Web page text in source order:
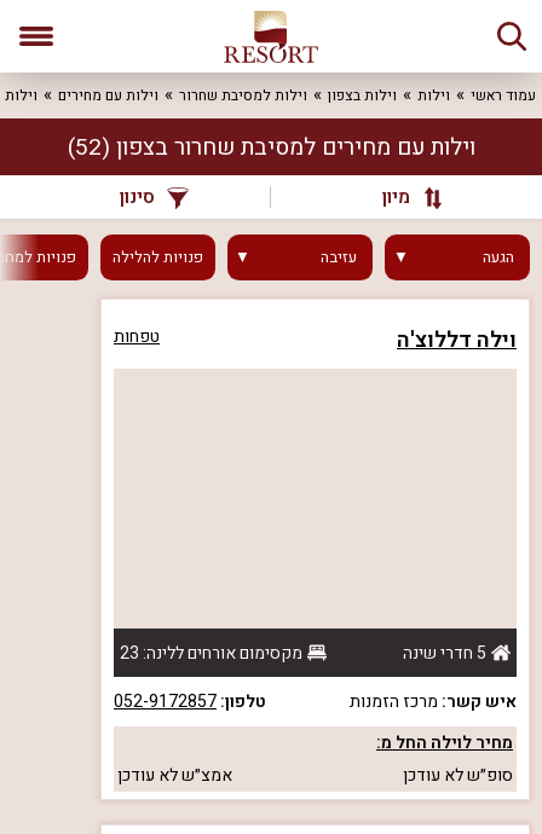
עמוד ראשי וילות וילות בצפון וילות למסיבת שחרור וילות עם מחירים
וילות עם מחירים למסיבת שחרור בצפון (52)
מיון סינון
הגעה עזיבה פנויותלהלילה פנויות
וילה דללוצ'ה טפחות
5 חדרי שינה
מקסימום אורחים ללינה: 23
איש קשר: מרכז הזמנות טלפון:052-9172857
מחיר לוילה החל מ:
סופ״שלא עודכן אמצ״שלא עודכן